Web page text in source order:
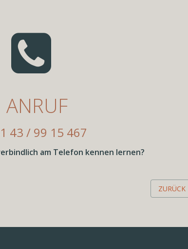
ANRUF
43 / 99 15 467
am Telefon kennen lernen?
ZURÜCK